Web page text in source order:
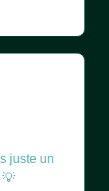
juste un
💡